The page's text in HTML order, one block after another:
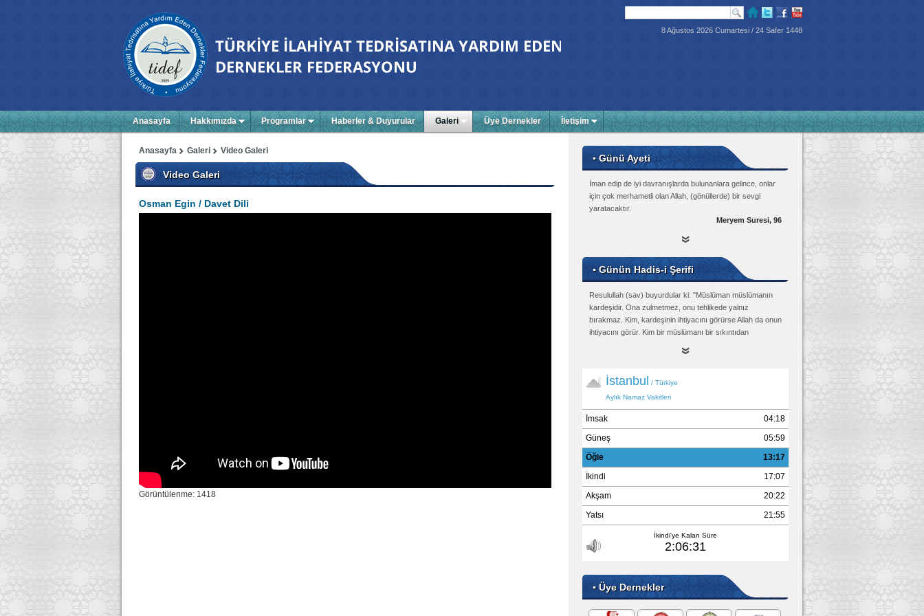
8 Ağustos 2026 Cumartesi / 24 Safer 1448
Anasayfa Hakkımızda Programlar Haberler & Duyurular Galeri Üye Dernekler İletişim
Video Galeri
Galeri
Anasayfa
Video Galeri
Osman Egin / Davet Dili
Görüntülenme: 1418
▪ Günü Ayeti
İman edip de iyi davranışlarda bulunanlara gelince, onlar
için çok merhametli olan Allah, (gönüllerde) bir sevgi
yaratacaktır.
Meryem Suresi, 96
▪ Günün Hadis-i Şerifi
Resulullah (sav) buyurdular ki: "Müslüman müslümanın
kardeşidir. Ona zulmetmez, onu tehlikede yalnız
bırakmaz. Kim, kardeşinin ihtiyacını görürse Allah da onun
ihtiyacını görür. Kim bir müslümanı bir sıkıntıdan
sıkıntısından kurtarır. Kim bir müslümanı örterse, Allah da
etti: "Kim, hakkı sübut buluncaya kadar mazlumla birlikte
otursa, ayakların kaydığı günde Allah onun ayağını Sıratta
Ebu Davud, Edeb 46, (4893); Tirmizi, Hudud 3, (1426);
Buhari, Mezalim 3, İkrah 7; Müslim, Birr 58, (2580)
▪ Üye Dernekler